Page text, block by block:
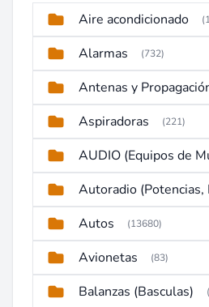
Aire acondicionado
Alarmas (732)
Antenas y
Aspiradoras (221)
Autos (13680)
Avionetas (83)
Balanzas (Basculas)